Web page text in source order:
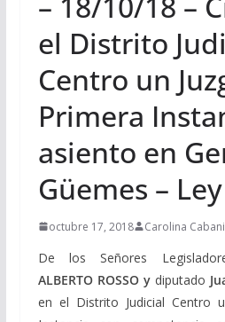
el Distrito
Centro un
Primera
asiento en
Güemes –
octubre 17, 2018 Carolina
De los Señores
ALBERTO ROSSO y diputado
en el Distrito Judicial Centro